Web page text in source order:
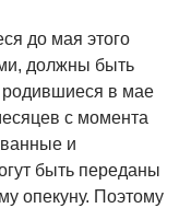
до мая этого
должны быть
в мае
с момента
и
быть переданы
опекуну. Поэтому